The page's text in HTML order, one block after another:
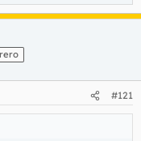
#121